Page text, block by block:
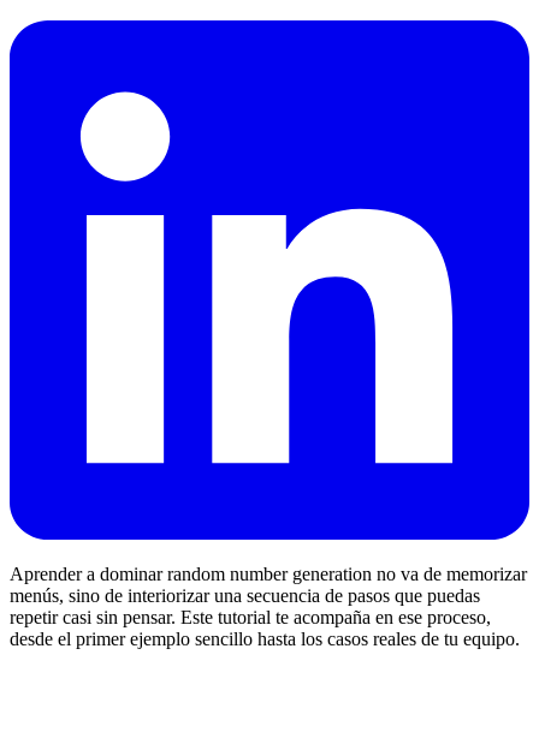
Aprender a dominar random number generation no va de memorizar
menús, sino de interiorizar una secuencia de pasos que puedas
repetir casi sin pensar. Este tutorial te acompaña en ese proceso,
desde el primer ejemplo sencillo hasta los casos reales de tu equipo.